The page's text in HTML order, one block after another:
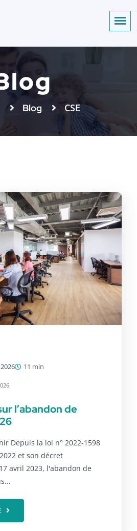
Blog CSE
11 min
l’abandon de
Depuis la loi n° 2022-1598
et son décret
avril 2023, l'abandon de